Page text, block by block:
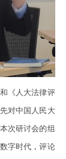
《人大法律评
对中国人民大
次研讨会的组
字时代，评论